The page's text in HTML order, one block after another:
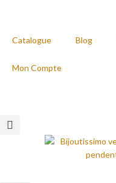
Catalogue Blog
Mon Compte